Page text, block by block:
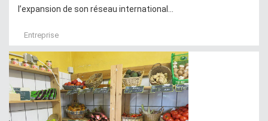
l’expansion de son réseau international...
Entreprise